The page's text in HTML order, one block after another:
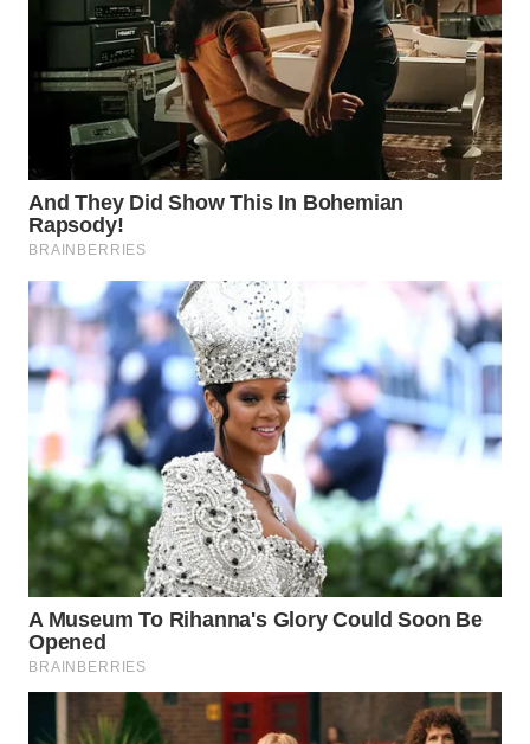
WN
INDRAMAYU
KUNINGAN
WN
MAJALENGKA
SUBANG
SUKABUMI
WN
PURWAKARTA
WN
PRIANGAN
TIMUR
WN